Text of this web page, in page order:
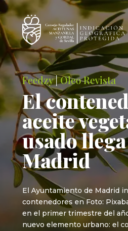
Feedzy|Oleo Revista
El
aceite
usado
Madrid
El Ayuntamiento de Madrid
contenedores en Foto:
en el primer trimestre del
nuevo elemento urbano: el